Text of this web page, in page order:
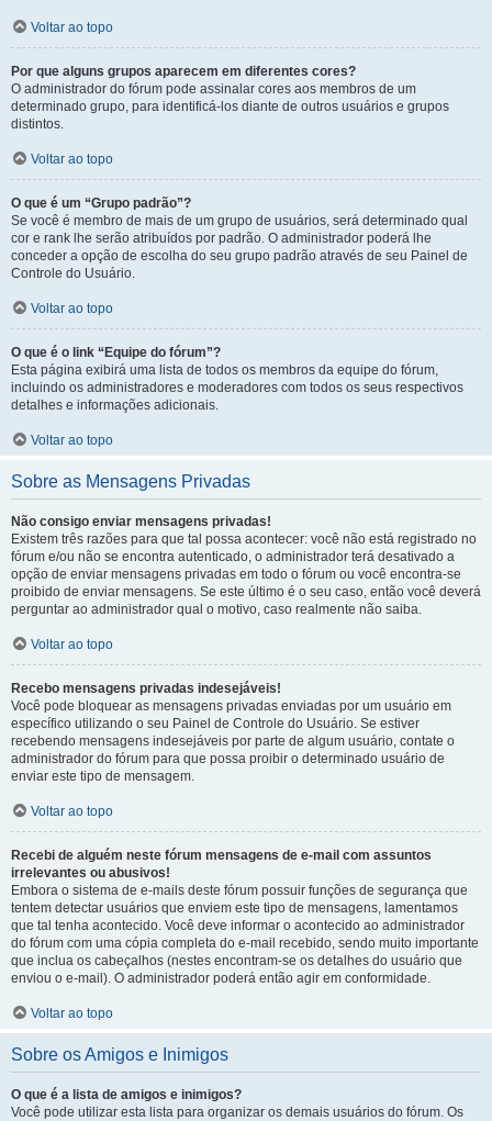
Voltar ao topo
Por que alguns grupos aparecem em diferentes cores?
O administrador do fórum pode assinalar cores aos membros de um
determinado grupo, para identificá-los diante de outros usuários e grupos
distintos.
Voltar ao topo
O que é um “Grupo padrão”?
Se você é membro de mais de um grupo de usuários, será determinado qual
cor e rank lhe serão atribuídos por padrão. O administrador poderá lhe
conceder a opção de escolha do seu grupo padrão através de seu Painel de
Controle do Usuário.
Voltar ao topo
O que é o link “Equipe do fórum”?
Esta página exibirá uma lista de todos os membros da equipe do fórum,
incluindo os administradores e moderadores com todos os seus respectivos
detalhes e informações adicionais.
Voltar ao topo
Sobre as Mensagens Privadas
Não consigo enviar mensagens privadas!
Existem três razões para que tal possa acontecer: você não está registrado no
fórum e/ou não se encontra autenticado, o administrador terá desativado a
opção de enviar mensagens privadas em todo o fórum ou você encontra-se
proibido de enviar mensagens. Se este último é o seu caso, então você deverá
perguntar ao administrador qual o motivo, caso realmente não saiba.
Voltar ao topo
Recebo mensagens privadas indesejáveis!
Você pode bloquear as mensagens privadas enviadas por um usuário em
específico utilizando o seu Painel de Controle do Usuário. Se estiver
recebendo mensagens indesejáveis por parte de algum usuário, contate o
administrador do fórum para que possa proibir o determinado usuário de
enviar este tipo de mensagem.
Voltar ao topo
Recebi de alguém neste fórum mensagens de e-mail com assuntos
irrelevantes ou abusivos!
Embora o sistema de e-mails deste fórum possuir funções de segurança que
tentem detectar usuários que enviem este tipo de mensagens, lamentamos
que tal tenha acontecido. Você deve informar o acontecido ao administrador
do fórum com uma cópia completa do e-mail recebido, sendo muito importante
que inclua os cabeçalhos (nestes encontram-se os detalhes do usuário que
enviou o e-mail). O administrador poderá então agir em conformidade.
Voltar ao topo
Sobre os Amigos e Inimigos
O que é a lista de amigos e inimigos?
Você pode utilizar esta lista para organizar os demais usuários do fórum. Os